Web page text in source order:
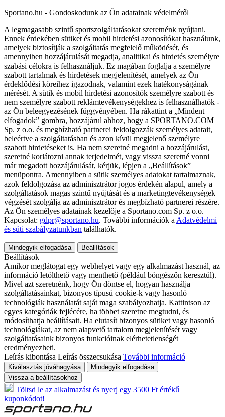
Sportano.hu - Gondoskodunk az Ön adatainak védelméről
A legmagasabb szintű sportszolgáltatásokat szeretnénk nyújtani.
Ennek érdekében sütiket és mobil hirdetési azonosítókat használunk,
amelyek biztosítják a szolgáltatás megfelelő működését, és
amennyiben hozzájárulását megadja, analitikai és hirdetés személyre
szabási célokra is felhasználjuk. Ez magában foglalja a személyre
szabott tartalmak és hirdetések megjelenítését, amelyek az Ön
érdeklődési köreihez igazodnak, valamint ezek hatékonyságának
mérését. A sütik és mobil hirdetési azonosítók személyre szabott és
nem személyre szabott reklámtevékenységekhez is felhasználhatók -
az Ön beleegyezésének függvényében. Ha rákattint a „Mindent
elfogadok” gombra, hozzájárul ahhoz, hogy a SPORTANO.COM
Sp. z o.o. és megbízható partnerei feldolgozzák személyes adatait,
beleértve a szolgáltatásban és azon kívül megjelenő személyre
szabott hirdetéseket is. Ha nem szeretné megadni a hozzájárulást,
szeretné korlátozni annak terjedelmét, vagy vissza szeretné vonni
már megadott hozzájárulását, kérjük, lépjen a „Beállítások”
menüpontra. Amennyiben a sütik személyes adatokat tartalmaznak,
azok feldolgozása az adminisztrátor jogos érdekén alapul, amely a
szolgáltatások magas szintű nyújtását és a marketingtevékenységek
végzését szolgálja az adminisztrátor és megbízható partnerei részére.
Az Ön személyes adatainak kezelője a Sportano.com Sp. z o.o.
Kapcsolat: gdpr@sportano.hu. További információk a Adatvédelmi
és süti szabályzatunkban találhatók.
Mindegyik elfogadása Beállítások
Beállítások
Amikor meglátogat egy webhelyet vagy egy alkalmazást használ, az
információ letölthető vagy menthető (például böngészőn keresztül).
Mivel azt szeretnénk, hogy Ön döntse el, hogyan használja
szolgáltatásainkat, bizonyos típusú cookie-k vagy hasonló
technológiák használatát saját maga szabályozhatja. Kattintson az
egyes kategóriák fejlécére, ha többet szeretne megtudni, és
módosíthatja beállításait. Ha elutasít bizonyos sütiket vagy hasonló
technológiákat, az nem alapvető tartalom megjelenítését vagy
szolgáltatásaink bizonyos funkcióinak elérhetetlenségét
eredményezheti.
Leírás kibontása Leírás összecsukása További információ
Kiválasztás jóváhagyása
Mindegyik elfogadása
Vissza a beállításokhoz
Töltsd le az alkalmazást és nyerj egy 3500 Ft értékű
kuponkódot!